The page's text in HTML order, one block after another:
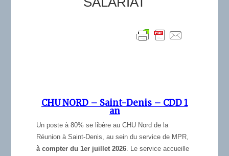
CHU NORD – Saint-Denis – CDD 1
an
Un poste à 80% se libère au CHU Nord de la
Réunion à Saint-Denis, au sein du service de MPR,
à compter du 1er juillet 2026. Le service accueille